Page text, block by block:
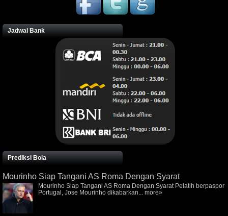
Jadwal Bank
Prediksi Bola
Mourinho Siap Tangani AS Roma Dengan Syarat
Mourinho Siap Tangani AS Roma Dengan Syarat Pelatih berpaspor
Portugal, Jose Mourinho dikabarkan... more»